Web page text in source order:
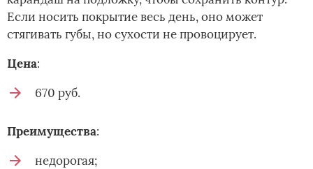
Если носить покрытие весь день, оно может
стягивать губы, но сухости не провоцирует.
Цена:
670 руб.
Преимущества:
недорогая;